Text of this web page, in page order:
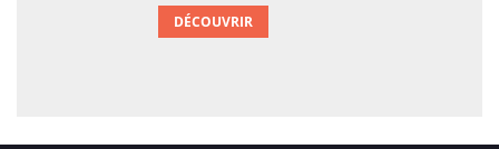
DÉCOUVRIR